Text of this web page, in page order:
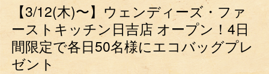
【3/12(木)〜】ウェンディーズ・ファ
ーストキッチン日吉店 オープン！4日
間限定で各日50名様にエコバッグプレ
ゼント